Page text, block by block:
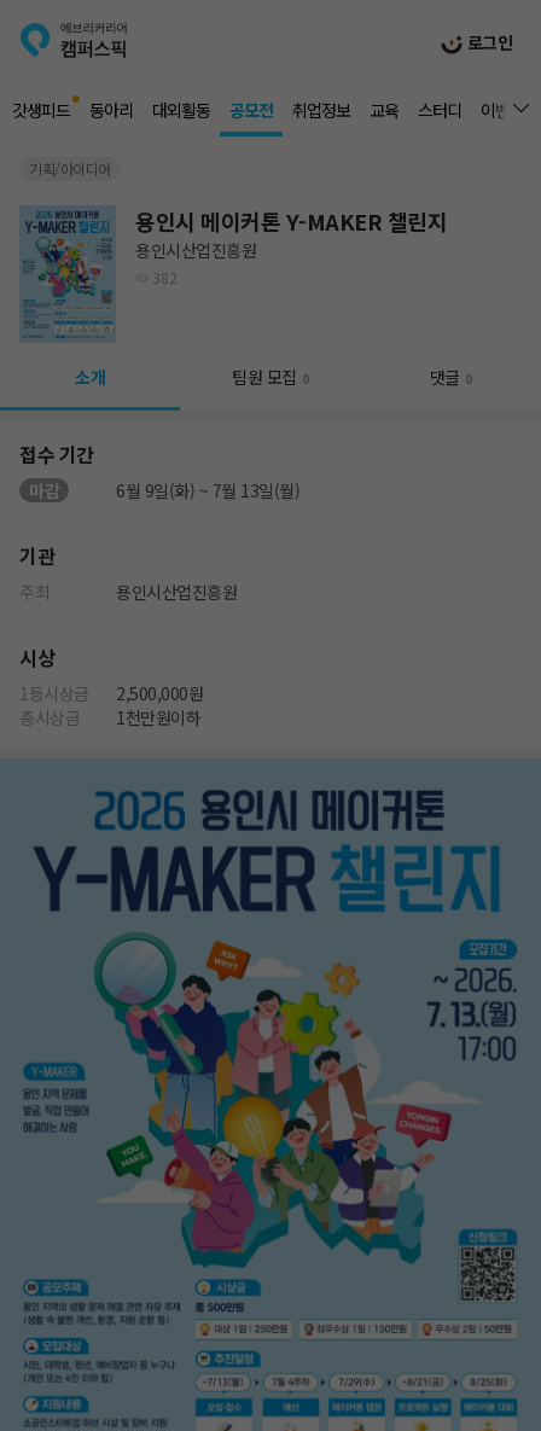
로그인
갓생피드 동아리 대외활동 공모전 취업정보 교육 스터디 이벤트
기획/아이디어
용인시 메이커톤 Y-MAKER 챌린지
용인시산업진흥원
382
소개 팀원 모집 0 댓글 0
접수 기간
마감 6월 9일(화) ~ 7월 13일(월)
기관
주최 용인시산업진흥원
시상
1등시상금
2,500,000원
총시상금
1천만원이하